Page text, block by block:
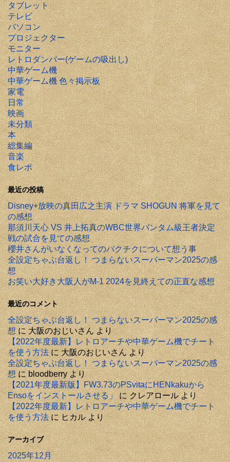
タブレット
テレビ
パソコン
プロジェクター
モニター
レトロダンパー(ゲームの吸出し)
中華ゲーム機
中華ゲーム機 色々掲示板
家電
日常
映画
未分類
本
総集編
音楽
食レポ
最近の投稿
Disney+放映の真田広之主演 ドラマ SHOGUN 将軍を見て
の感想
那須川天心 VS 井上拓真のWBC世界バンタム級王者決定
戦の試合を見ての感想
櫻井さんがいなくなってのバクチクについて想う事
全設定ちゃぶ台返し！ つまらないスーパーマン2025の感
想
お笑い大好き大阪人がM-1 2024を見終えての正直な感想
最近のコメント
全設定ちゃぶ台返し！ つまらないスーパーマン2025の感
想に大阪のおじいさんより
【2022年度最新】レトロアーチや中華ゲーム機でチート
を使う方法に大阪のおじいさんより
全設定ちゃぶ台返し！ つまらないスーパーマン2025の感
想にbloodberryより
【2021年度最新版】FW3.73のPSvitaにHENkakuから
Ensoをインストールさせる」にクレアロールより
【2022年度最新】レトロアーチや中華ゲーム機でチート
を使う方法にヒカルより
アーカイブ
2025年12月